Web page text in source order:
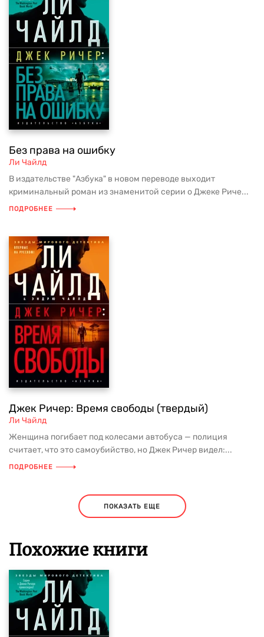
Без права на ошибку
Ли Чайлд
В издательстве "Азбука" в новом переводе выходит
криминальный роман из знаменитой серии о Джеке Риче...
ПОДРОБНЕЕ
Джек Ричер: Время свободы (твердый)
Ли Чайлд
Женщина погибает под колесами автобуса — полиция
считает, что это самоубийство, но Джек Ричер видел:...
ПОДРОБНЕЕ
ПОКАЗАТЬ ЕЩЕ
Похожие книги